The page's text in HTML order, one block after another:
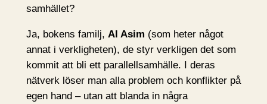
samhället?
Ja, bokens familj, Al Asim (som heter något
annat i verkligheten), de styr verkligen det som
kommit att bli ett parallellsamhälle. I deras
nätverk löser man alla problem och konflikter på
egen hand – utan att blanda in några